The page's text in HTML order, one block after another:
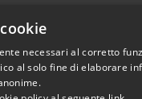
necessari al corretto
al solo fine di elaborare